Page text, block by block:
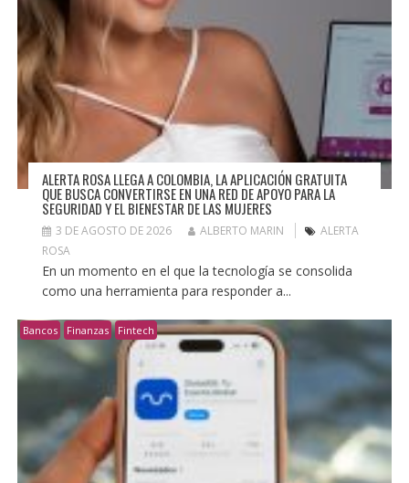
ALERTA ROSA LLEGA A COLOMBIA, LA APLICACIÓN GRATUITA
QUE BUSCA CONVERTIRSE EN UNA RED DE APOYO PARA LA
SEGURIDAD Y EL BIENESTAR DE LAS MUJERES
3 DE AGOSTO DE 2026 ALBERTO MARIN
ALERTA
ROSA
En un momento en el que la tecnología se consolida
como una herramienta para responder a...
Bancos Finanzas Fintech